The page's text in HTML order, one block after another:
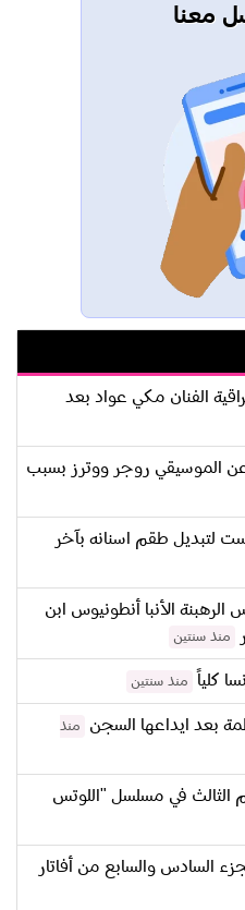
معنا
الفنان مكي عواد بعد
الموسيقي روجر ووترز بسبب
لتبديل طقم اسنانه بآخر
الأنبا أنطونيوس ابن
منذ سنتين
كلياً منذ سنتين
بعد ايداعها السجن
منذ
الثالث في مسلسل "اللوتس
السادس والسابع من أفاتار